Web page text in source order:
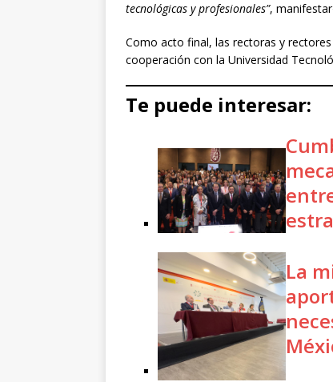
tecnológicas y profesionales”,
Como acto final, las rectoras y
cooperación con la Universidad
Te puede interesar:
La